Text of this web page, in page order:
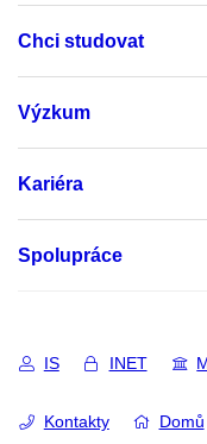
Chci studovat
Výzkum
Kariéra
Spolupráce
IS INET
Kontakty Domů